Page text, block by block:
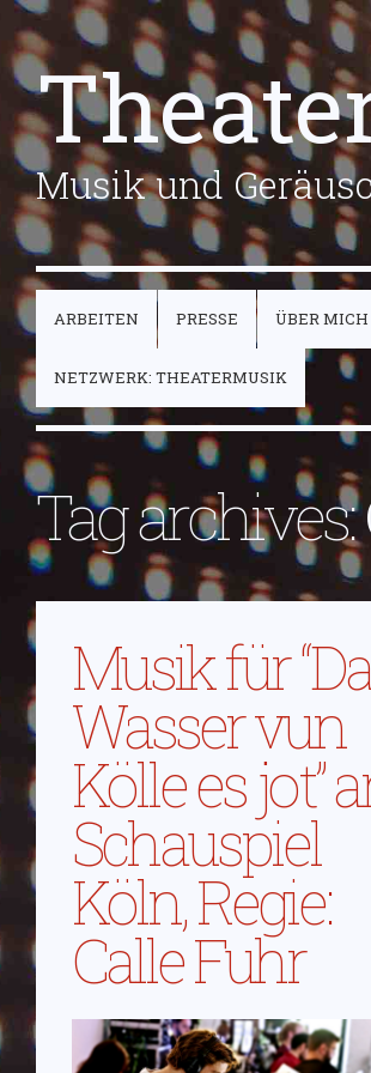
Musik und
ARBEITEN PRESSE ÜBER MICH
NETZWERK: THEATERMUSIK
Tag archives:
Musik für
Wasser vun
Kölle es jot”
Schauspiel
Köln, Regie:
Calle Fuhr